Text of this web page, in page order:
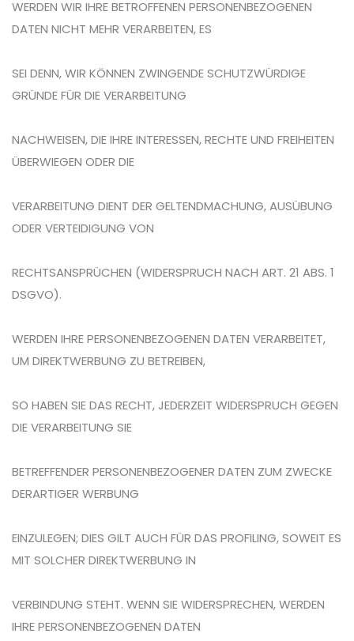
WERDEN WIR IHRE BETROFFENEN PERSONENBEZOGENEN
DATEN NICHT MEHR VERARBEITEN, ES
SEI DENN, WIR KÖNNEN ZWINGENDE SCHUTZWÜRDIGE
GRÜNDE FÜR DIE VERARBEITUNG
NACHWEISEN, DIE IHRE INTERESSEN, RECHTE UND FREIHEITEN
ÜBERWIEGEN ODER DIE
VERARBEITUNG DIENT DER GELTENDMACHUNG, AUSÜBUNG
ODER VERTEIDIGUNG VON
RECHTSANSPRÜCHEN (WIDERSPRUCH NACH ART. 21 ABS. 1
DSGVO).
WERDEN IHRE PERSONENBEZOGENEN DATEN VERARBEITET,
UM DIREKTWERBUNG ZU BETREIBEN,
SO HABEN SIE DAS RECHT, JEDERZEIT WIDERSPRUCH GEGEN
DIE VERARBEITUNG SIE
BETREFFENDER PERSONENBEZOGENER DATEN ZUM ZWECKE
DERARTIGER WERBUNG
EINZULEGEN; DIES GILT AUCH FÜR DAS PROFILING, SOWEIT ES
MIT SOLCHER DIREKTWERBUNG IN
VERBINDUNG STEHT. WENN SIE WIDERSPRECHEN, WERDEN
IHRE PERSONENBEZOGENEN DATEN